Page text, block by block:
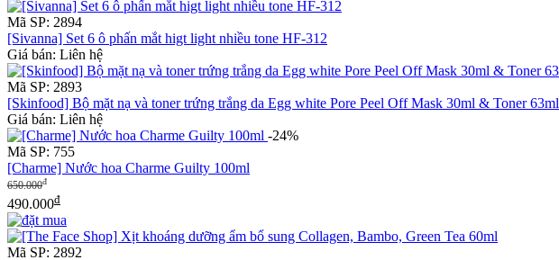
Mã SP: 2894
[Sivanna] Set 6 ô phấn mắt higt light nhiều tone HF-312
Giá bán: Liên hệ
Mã SP: 2893
[Skinfood] Bộ mặt nạ và toner trứng trắng da Egg white Pore Peel Off Mask 30ml & Toner 63ml
Giá bán: Liên hệ
-24%
Mã SP: 755
[Charme] Nước hoa Charme Guilty 100ml
650.000đ
490.000đ
Mã SP: 2892